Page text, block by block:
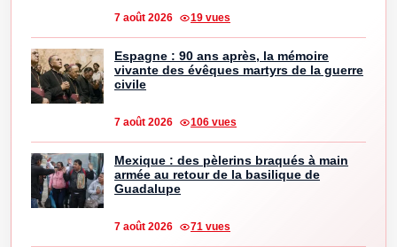
7 août 2026 19 vues
Espagne : 90 ans après, la mémoire
vivante des évêques martyrs de la guerre
civile
7 août 2026 106 vues
Mexique : des pèlerins braqués à main
armée au retour de la basilique de
Guadalupe
7 août 2026 71 vues